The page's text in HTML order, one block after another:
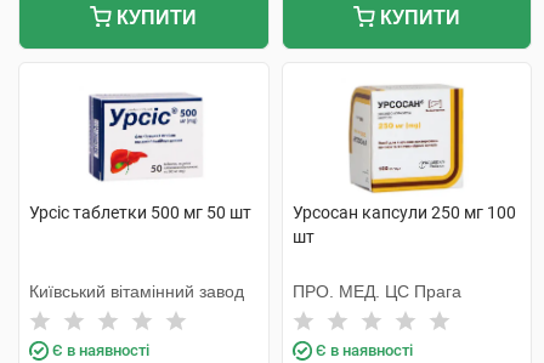
КУПИТИ КУПИТИ
Урсіс таблетки 500 мг 50 шт
Київський вітамінний завод
Є в наявності
Урсосан капсули 250 мг 100
шт
ПРО. МЕД. ЦС Прага
Є в наявності